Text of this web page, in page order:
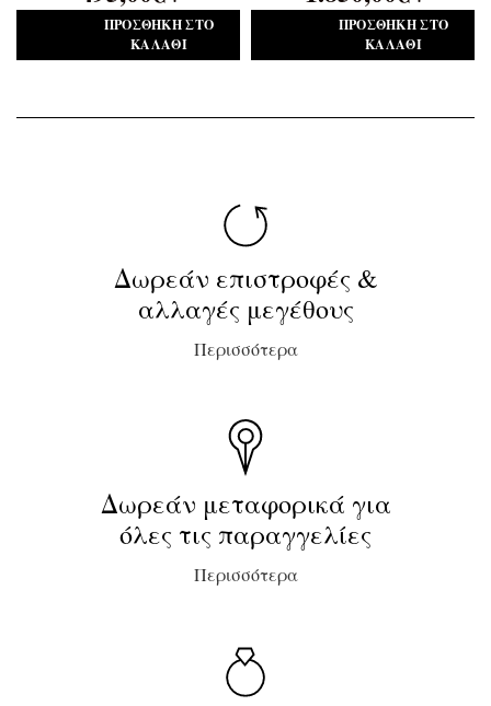
ΠΡΟΣΘΉΚΗ ΣΤΟ
ΚΑΛΆΘΙ
ΠΡΟΣΘΉΚΗ ΣΤΟ
ΚΑΛΆΘΙ
Δωρεάν επιστροφές &
αλλαγές μεγέθους
Περισσότερα
Δωρεάν μεταφορικά για
όλες τις παραγγελίες
Περισσότερα